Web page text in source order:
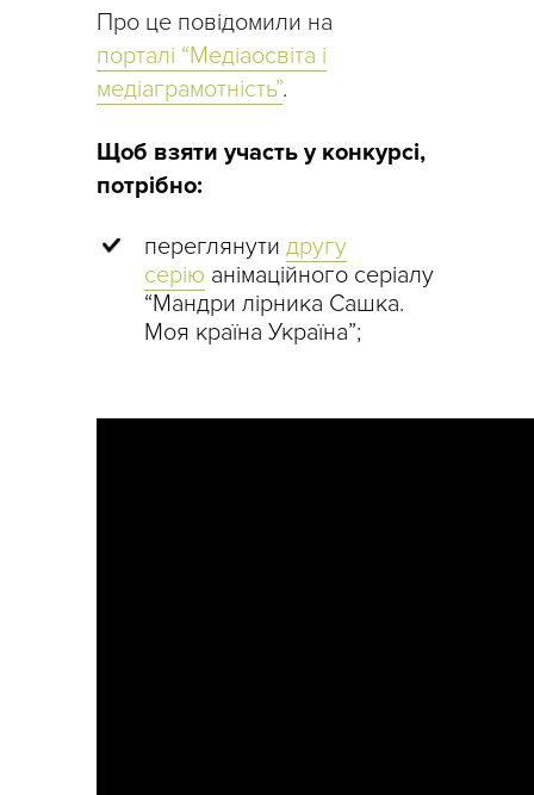
Про це повідомили на
порталі “Медіаосвіта і
медіаграмотність”.
Щоб взяти участь у конкурсі,
потрібно:
переглянути другу
серію анімаційного серіалу
“Мандри лірника Сашка.
Моя країна Україна”;